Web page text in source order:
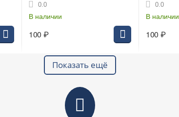
0.0
В наличии
100 ₽
0.0
В наличии
100 ₽
Показать ещё